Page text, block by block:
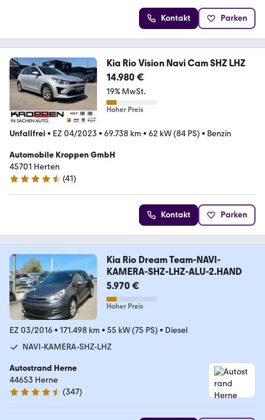
Kontakt Parken
Kia Rio Vision Navi Cam SHZ LHZ
14.980 €
19% MwSt.
Hoher Preis
Unfallfrei • EZ 04/2023 • 69.738 km • 62 kW (84 PS) • Benzin
Automobile Kroppen GmbH
45701 Herten
4.6 Sterne
(41)
Kontakt Parken
Kia Rio Dream Team-NAVI-
KAMERA-SHZ-LHZ-ALU-2.HAND
5.970 €
Hoher Preis
EZ 03/2016• 171.498 km • 55 kW (75 PS) • Diesel
NAVI-KAMERA-SHZ-LHZ
Autostrand Herne
44653 Herne
4.5 Sterne
(347)